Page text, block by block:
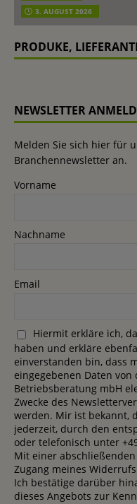
3. AUGUST 2026
PRODUKE,
NEWSLETTER
Melden Sie sich hier für
Branchennewsletter an.
Vorname
Nachname
Email
Hiermit erkläre ich,
haben und erkläre
einverstanden bin, dass
eingegebenen Daten
Betriebsberatung mbH
Zwecke des
werden. Mir ist bekannt,
jederzeit, durch den
oder telefonisch unter
Mit einer
Zugang meines
Ich bestätige darüber
dieses Angebots zur